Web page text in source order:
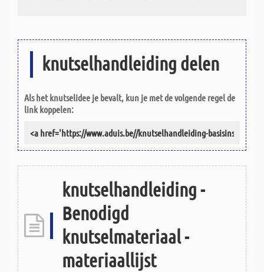
knutselhandleiding delen
Als het knutselidee je bevalt, kun je met de volgende regel de
link koppelen:
knutselhandleiding -
Benodigd
knutselmateriaal -
materiaallijst